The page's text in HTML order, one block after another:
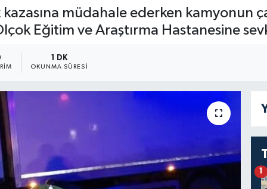
müdahale ederken kamyonun
Eğitim ve Araştırma Hastanesine
1 DK
OKUNMA SÜRESI
1